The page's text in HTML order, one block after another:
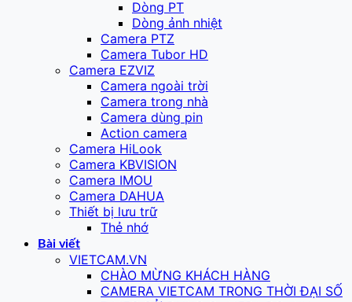
Dòng PT
Dòng ảnh nhiệt
Camera PTZ
Camera Tubor HD
Camera EZVIZ
Camera ngoài trời
Camera trong nhà
Camera dùng pin
Action camera
Camera HiLook
Camera KBVISION
Camera IMOU
Camera DAHUA
Thiết bị lưu trữ
Thẻ nhớ
Bài viết
VIETCAM.VN
CHÀO MỪNG KHÁCH HÀNG
CAMERA VIETCAM TRONG THỜI ĐẠI SỐ